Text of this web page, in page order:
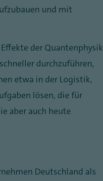
und mit
der Quantenphysik
durchzuführen,
etwa in der Logistik,
lösen, die für
aber auch heute
Deutschland als